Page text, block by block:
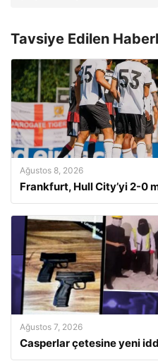
Tavsiye Edilen
Ağustos 8, 2026
Frankfurt, Hull City’yi 2-0
Ağustos 7, 2026
Casperlar çetesine yeni